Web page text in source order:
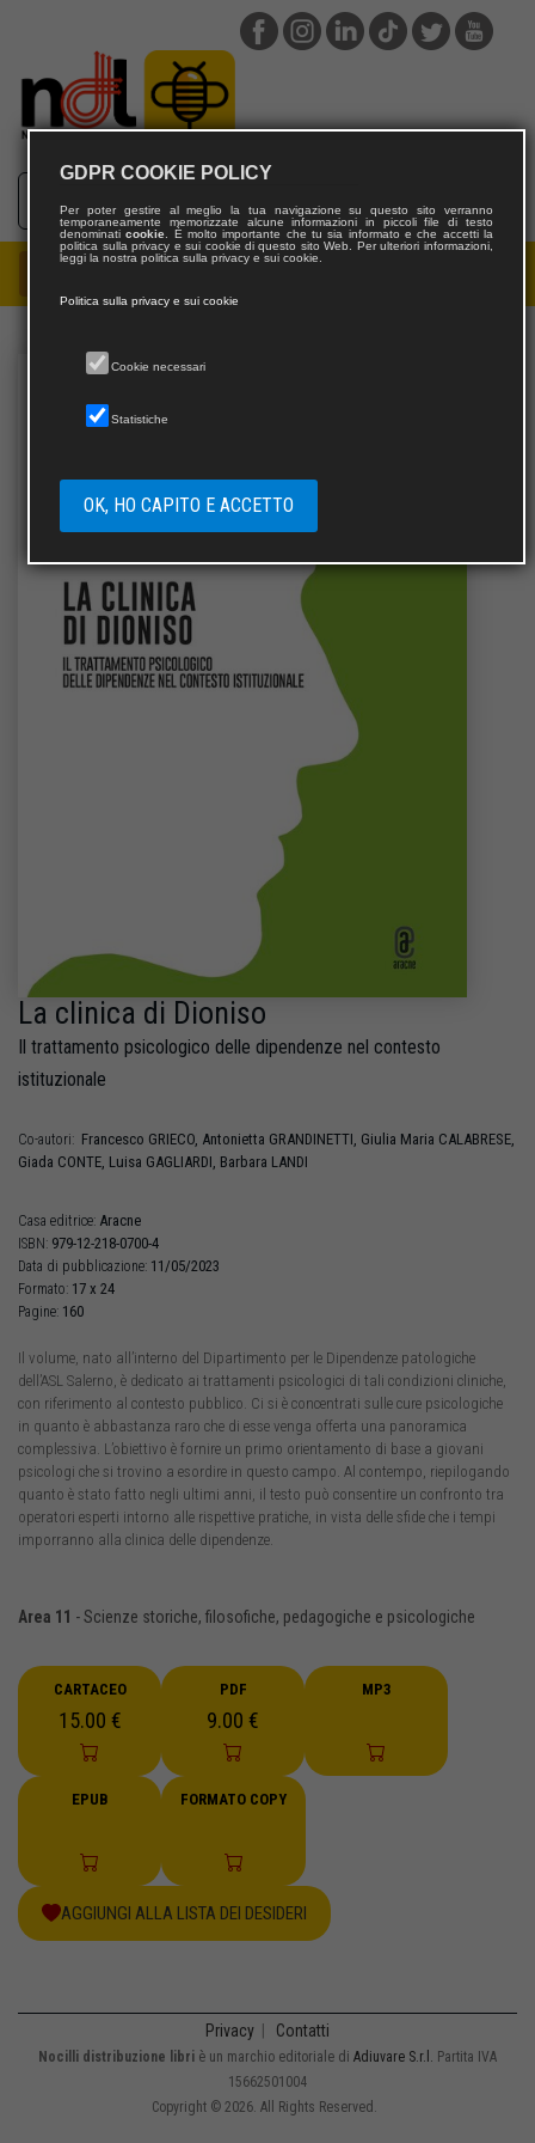
La clinica di Dioniso
Il trattamento psicologico delle dipendenze nel contesto
istituzionale
Co-autori: Francesco GRIECO Antonietta GRANDINETTI Giulia Maria CALABRESE
Giada CONTE Luisa GAGLIARDI Barbara LANDI
Casa editrice: Aracne
ISBN: 979-12-218-0700-4
Data di pubblicazione: 11/05/2023
Formato: 17 x 24
Pagine: 160
Il volume, nato all’interno del Dipartimento per le Dipendenze patologiche
dell’ASL Salerno, è dedicato ai trattamenti psicologici di tali condizioni cliniche,
con riferimento al contesto pubblico. Ci si è concentrati sulle cure psicologiche
in quanto è abbastanza raro che di esse venga offerta una panoramica
complessiva. L’obiettivo è fornire un primo orientamento di base a giovani
psicologi che si trovino a esordire in questo campo. Al contempo, riepilogando
quanto è stato fatto negli ultimi anni, il testo può consentire un confronto tra
operatori esperti intorno alle rispettive pratiche, in vista delle sfide che i tempi
imporranno alla clinica delle dipendenze.
Area 11 - Scienze storiche, filosofiche, pedagogiche e psicologiche
CARTACEO
15.00 €
PDF
9.00 €
MP3
EPUB FORMATO COPY
AGGIUNGI ALLA LISTA DEI DESIDERI
Privacy Contatti
Nocilli distribuzione libri è un marchio editoriale di Adiuvare S.r.l.
Partita IVA
15662501004
Copyright © 2026. All Rights Reserved.
GDPR COOKIE POLICY
Per poter gestire al meglio la tua navigazione su questo sito verranno
temporaneamente memorizzate alcune informazioni in piccoli file di testo
denominaticookie . È molto importante che tu sia informato e che accetti la
politica sulla privacy e sui cookie di questo sito Web. Per ulteriori informazioni,
leggi la nostra politica sulla privacy e sui cookie.
Politica sulla privacy e sui cookie
Cookie necessari
Statistiche
OK, HO CAPITO E ACCETTO